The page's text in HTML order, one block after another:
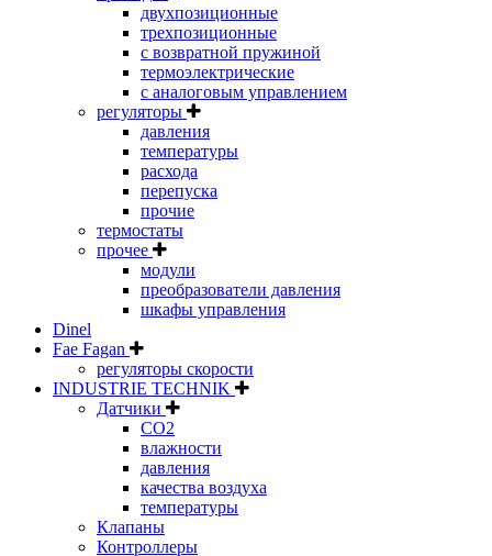
двухпозиционные
трехпозиционные
с возвратной пружиной
термоэлектрические
с аналоговым управлением
регуляторы
давления
температуры
расхода
перепуска
прочие
термостаты
прочее
модули
преобразователи давления
шкафы управления
Dinel
Fae Fagan
регуляторы скорости
INDUSTRIE TECHNIK
Датчики
CO2
влажности
давления
качества воздуха
температуры
Клапаны
Контроллеры